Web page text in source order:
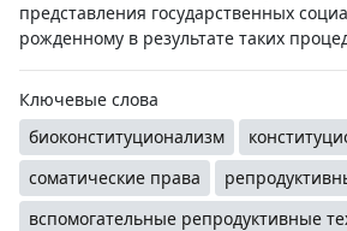
представления государственных
рожденному в результате таких
Ключевые слова
биоконституционализм
соматические права
вспомогательные репродуктивные